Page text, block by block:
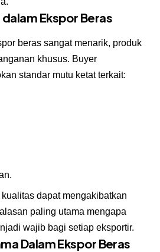
Ekspor Beras
beras sangat menarik, produk
khusus. Buyer
standar mutu ketat terkait:
dapat mengakibatkan
paling utama mengapa
wajib bagi setiap eksportir.
Dalam Ekspor Beras